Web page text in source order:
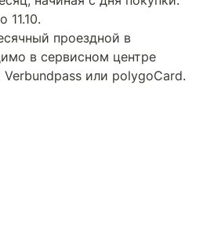
11.10.
проездной в
в сервисном центре
или polygoCard.